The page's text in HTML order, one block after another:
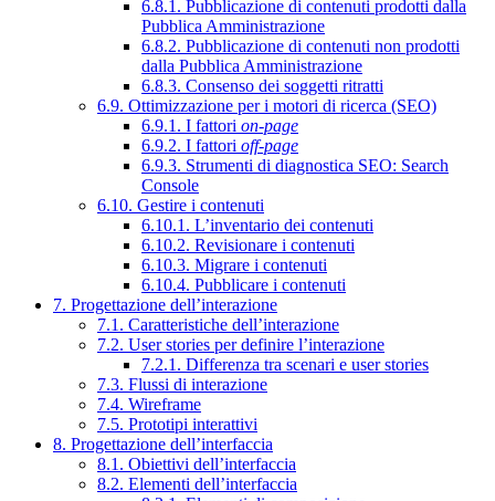
6.8.1. Pubblicazione di contenuti prodotti dalla
Pubblica Amministrazione
6.8.2. Pubblicazione di contenuti non prodotti
dalla Pubblica Amministrazione
6.8.3. Consenso dei soggetti ritratti
6.9. Ottimizzazione per i motori di ricerca (SEO)
6.9.1. I fattori on-page
6.9.2. I fattori off-page
6.9.3. Strumenti di diagnostica SEO: Search
Console
6.10. Gestire i contenuti
6.10.1. L’inventario dei contenuti
6.10.2. Revisionare i contenuti
6.10.3. Migrare i contenuti
6.10.4. Pubblicare i contenuti
7. Progettazione dell’interazione
7.1. Caratteristiche dell’interazione
7.2. User stories per definire l’interazione
7.2.1. Differenza tra scenari e user stories
7.3. Flussi di interazione
7.4. Wireframe
7.5. Prototipi interattivi
8. Progettazione dell’interfaccia
8.1. Obiettivi dell’interfaccia
8.2. Elementi dell’interfaccia